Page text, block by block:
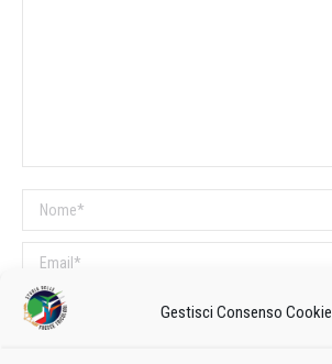
Gestisci Consenso Cookie
Nome *
Email *
Sito web